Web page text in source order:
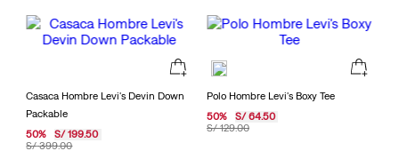
Casaca Hombre Levi's Devin Down
Packable
S/ 399.00
50% S/ 199.50
Polo Hombre Levi's Boxy Tee
S/ 129.00
50% S/ 64.50